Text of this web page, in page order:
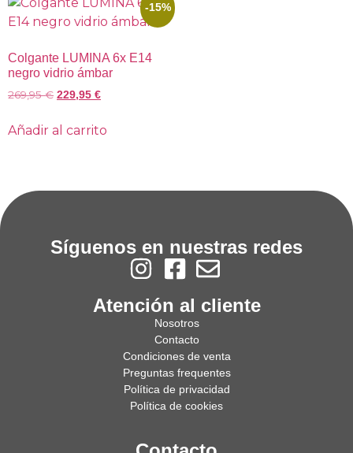
-15%
Colgante LUMINA 6x E14
negro vidrio ámbar
269,95€ 229,95 €
Añadir al carrito
Síguenos en nuestras redes
Atención al cliente
Nosotros
Contacto
Condiciones de venta
Preguntas frequentes
Política de privacidad
Política de cookies